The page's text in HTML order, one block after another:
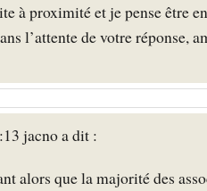
à proximité et je pense être
l’attente de votre réponse,
jacno a dit :
alors que la majorité des